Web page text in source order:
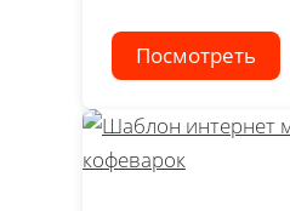
Посмотреть